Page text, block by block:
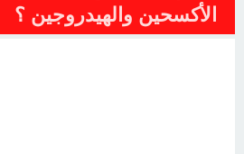
الأكسحين والهيدروجين ؟